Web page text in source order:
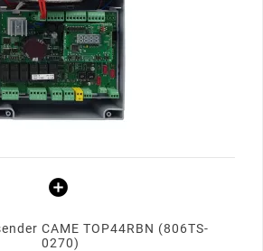
CAME TOP44RBN (806TS-
0270)